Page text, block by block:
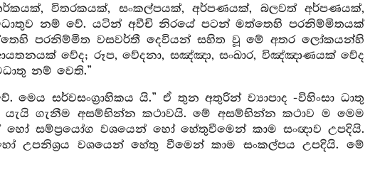
විතරකයක්, සංකල්පයක්, අර්පණයක්, බලවත් අර්පණයක්,
නම් වේ. යටින් අවීචි නිරයේ පටන් මත්තෙහි පරනිම්මිතයක්
පරනිම්මිත වසවර්තී දෙවියන් සහිත වූ මේ අතර ලෝකයන්හි
වේද; රූප, වේදනා, සඤ්ඤා, සංඛාර, විඤ්ඤාණයක් වේද
නම් වෙති.”
සර්වසංග්‍රාහිකය යි.” ඒ තුන අතුරින් ව්‍යාපාද -විහිංසා ධාතු
ගැනීම අසම්භින්න කථාවයි. මේ අසම්භින්න කථාව ම මෙම
හෝ සම්ප්‍රයෝග වශයෙන් හෝ හේතුවීමෙන් කාම සංඥාව උපදියි.
උපනිශ්‍රය වශයෙන් හේතු වීමෙන් කාම සංකල්පය උපදියි. මේ